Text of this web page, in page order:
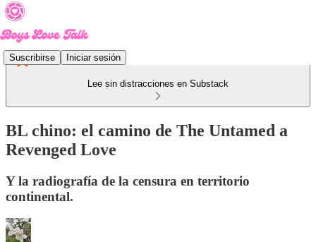
Suscribirse Iniciar sesión
Lee sin distracciones en Substack
BL chino: el camino de The Untamed a
Revenged Love
Y la radiografía de la censura en territorio
continental.